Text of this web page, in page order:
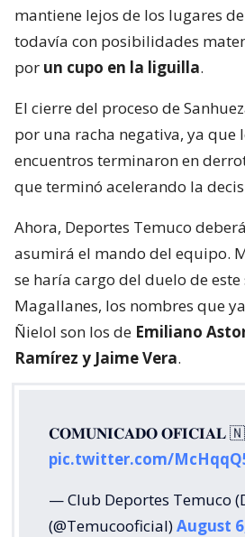
mantiene lejos de los lugares
todavía con posibilidades
por un cupo en la liguilla.
El cierre del proceso de
por una racha negativa, ya que
encuentros terminaron en
que terminó acelerando la
Ahora, Deportes Temuco
asumirá el mando del equipo.
se haría cargo del duelo de
Magallanes, los nombres que
Ñielol son los de Emiliano
Ramírez y Jaime Vera.
𝐂𝐎𝐌𝐔𝐍𝐈𝐂𝐀𝐃𝐎 𝐎𝐅𝐈𝐂𝐈𝐀𝐋
pic.twitter.com/
— Club Deportes Temuco
(@Temucooficial)August